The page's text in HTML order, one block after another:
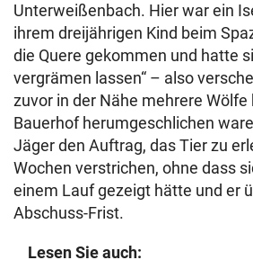
Unterweißenbach. Hier war ein
ihrem dreijährigen Kind beim
die Quere gekommen und hatte
vergrämen lassen“ – also
zuvor in der Nähe mehrere Wölfe
Bauerhof herumgeschlichen
Jäger den Auftrag, das Tier zu
Wochen verstrichen, ohne dass
einem Lauf gezeigt hätte und er
Abschuss-Frist.
Lesen Sie auch: